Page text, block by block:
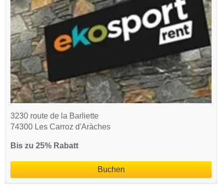
3230 route de la Barliette
74300 Les Carroz d'Aràches
Bis zu 25% Rabatt
Buchen